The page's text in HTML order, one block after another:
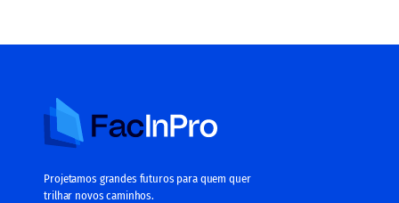
Projetamos grandes futuros para quem quer
trilhar novos caminhos.